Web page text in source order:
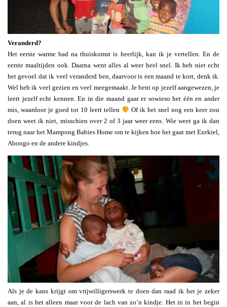
Veranderd?
Het eerste warme bad na thuiskomst is heerlijk, kan ik je vertellen. En de
eerste maaltijden ook. Daarna went alles al weer heel snel. Ik heb niet echt
het gevoel dat ik veel veranderd ben, daarvoor is een maand te kort, denk ik.
Wel heb ik veel gezien en veel meegemaakt. Je bent op jezelf aangewezen, je
leert jezelf echt kennen. En in die maand gaat er sowieso het één en ander
mis, waardoor je goed tot 10 leert tellen
Of ik het snel nog een keer zou
doen weet ik niet, misschien over 2 of 3 jaar weer eens. Wie weet ga ik dan
terug naar het Mampong Babies Home om te kijken hoe het gaat met Ezekiel,
Abongo en de andere kindjes.
Als je de kans krijgt om vrijwilligerswerk te doen dan raad ik het je zeker
aan, al is het alleen maar voor de lach van zo’n kindje. Het in in het begin